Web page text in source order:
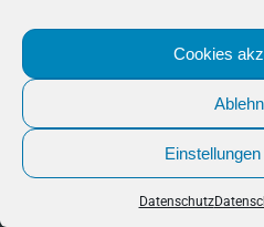
Cookies
Datenschutz